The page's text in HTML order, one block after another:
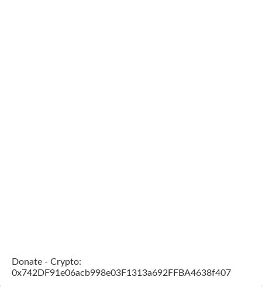
Donate - Crypto:
0x742DF91e06acb998e03F1313a692FFBA4638f407